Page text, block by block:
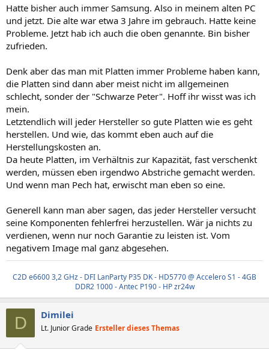
Hatte bisher auch immer Samsung. Also in meinem alten PC
und jetzt. Die alte war etwa 3 Jahre im gebrauch. Hatte keine
Probleme. Jetzt hab ich auch die oben genannte. Bin bisher
zufrieden.
Denk aber das man mit Platten immer Probleme haben kann,
die Platten sind dann aber meist nicht im allgemeinen
schlecht, sonder der "Schwarze Peter". Hoff ihr wisst was ich
mein.
Letztendlich will jeder Hersteller so gute Platten wie es geht
herstellen. Und wie, das kommt eben auch auf die
Herstellungskosten an.
Da heute Platten, im Verhältnis zur Kapazität, fast verschenkt
werden, müssen eben irgendwo Abstriche gemacht werden.
Und wenn man Pech hat, erwischt man eben so eine.
Generell kann man aber sagen, das jeder Hersteller versucht
seine Komponenten fehlerfrei herzustellen. Wär ja nichts zu
verdienen, wenn nur noch Garantie zu leisten ist. Vom
negativem Image mal ganz abgesehen.
C2D e6600 3,2 GHz - DFI LanParty P35 DK - HD5770 @ Accelero S1 - 4GB
DDR2 1000 - Antec P190 - HP zr24w
D Dimilei
Lt. Junior Grade Ersteller dieses Themas